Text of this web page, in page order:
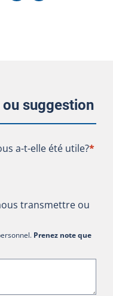
suggestion
a-t-elle été utile?
a-t-elle été utile?*
transmettre ou
Prenez note que